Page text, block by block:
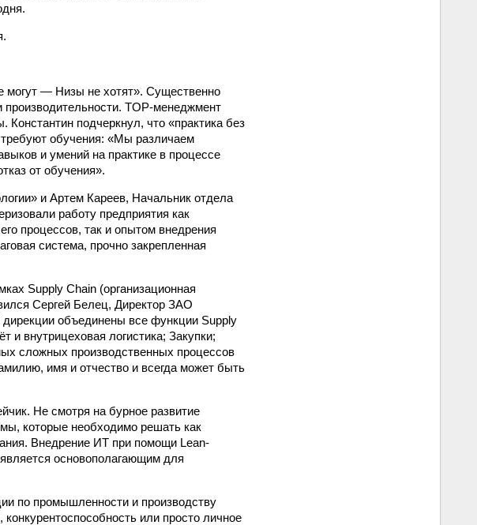
могут — Низы не хотят». Существенно
производительности. TOP-менеджмент
подчеркнул, что «практика без
обучения: «Мы различаем
и умений на практике в процессе
от обучения».
и Артем Кареев, Начальник отдела
работу предприятия как
процессов, так и опытом внедрения
система, прочно закрепленная
Supply Chain (организационная
Сергей Белец, Директор ЗАО
дирекции объединены все функции Supply
и внутрицеховая логистика; Закупки;
сложных производственных процессов
имя и отчество и всегда может быть
Не смотря на бурное развитие
которые необходимо решать как
Внедрение ИТ при помощи Lean-
основополагающим для
по промышленности и производству
или просто личное